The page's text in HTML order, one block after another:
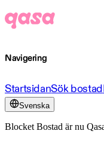
Navigering
StartsidanSök bostad
Svenska
Blocket Bostad är nu